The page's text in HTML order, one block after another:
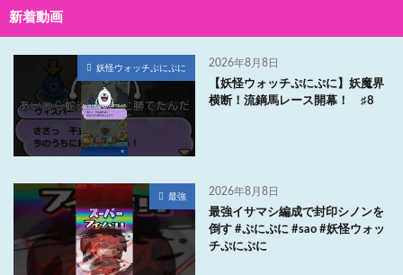
新着動画
妖怪ウォッチぷにぷに 2026年8月8日
【妖怪ウォッチぷにぷに】妖魔界
横断！流鏑馬レース開幕！ ♯8
最強 2026年8月8日
最強イサマシ編成で封印シノンを
倒す #ぷにぷに #sao #妖怪ウォッ
チぷにぷに